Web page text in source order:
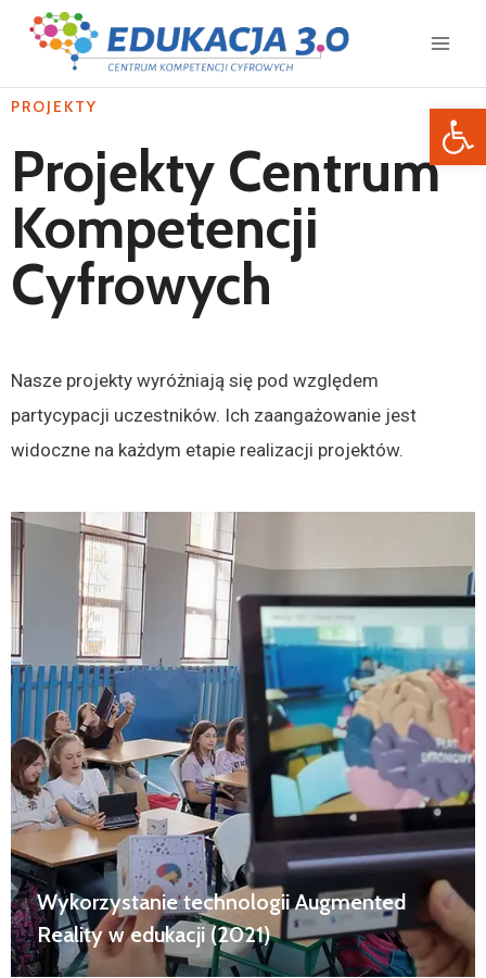
PROJEKTY
Projekty Centrum
Kompetencji
Cyfrowych
Nasze projekty wyróżniają się pod względem
partycypacji uczestników. Ich zaangażowanie jest
widoczne na każdym etapie realizacji projektów.
Wykorzystanie technologii Augmented
Reality w edukacji (2021)